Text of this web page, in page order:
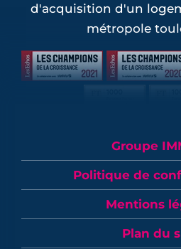
d'acquisition d'un
métropole
Groupe
Politique de
Mentions
Plan du